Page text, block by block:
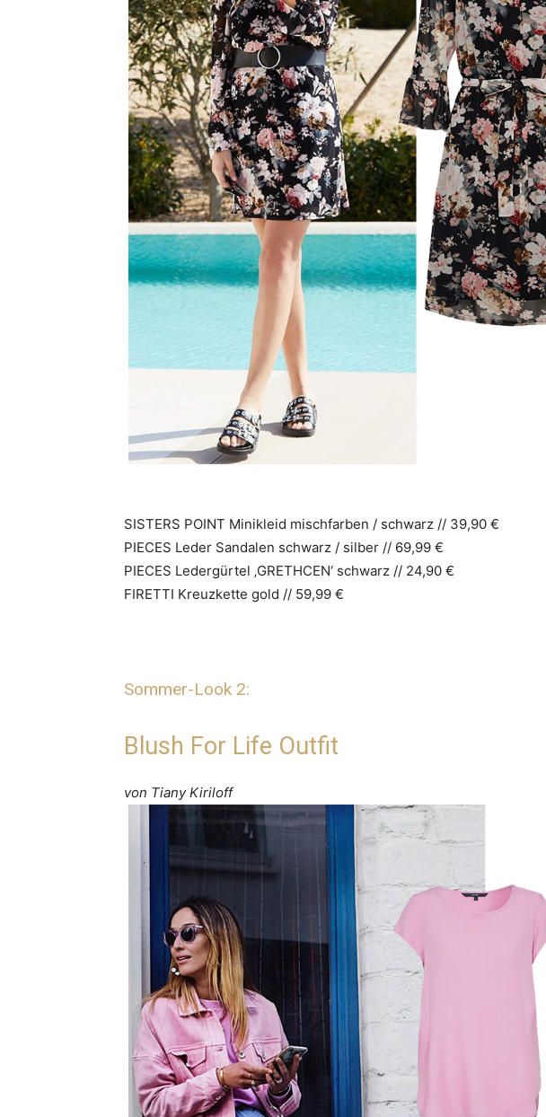
SISTERS POINT Minikleid mischfarben / schwarz // 39,90 €
PIECES Leder Sandalen schwarz / silber // 69,99 €
PIECES Ledergürtel ‚GRETHCEN‘ schwarz // 24,90 €
FIRETTI Kreuzkette gold // 59,99 €
Sommer-Look 2:
Blush For Life Outfit
von Tiany Kiriloff